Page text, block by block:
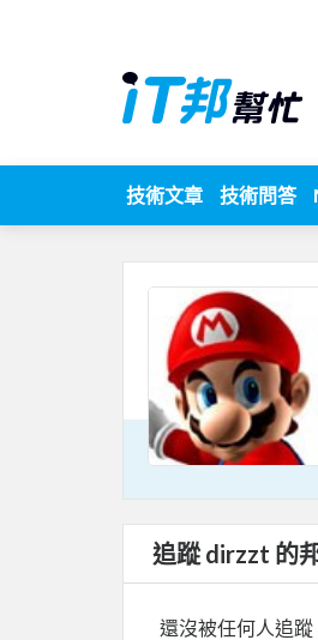
技術文章 技術問答
追蹤 dirzzt 的
還沒被任何人追蹤